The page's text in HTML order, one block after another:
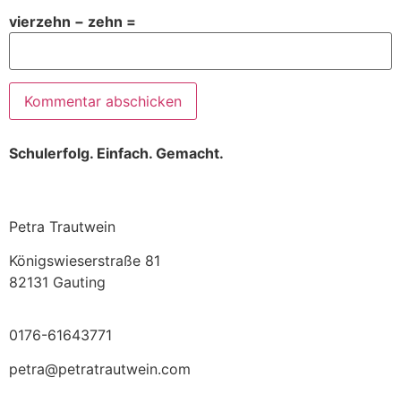
vierzehn − zehn =
Schulerfolg. Einfach. Gemacht.
Petra Trautwein
Königswieserstraße 81
82131 Gauting
0176-61643771
petra@petratrautwein.com